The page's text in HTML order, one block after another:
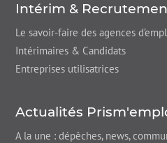
Intérim &
Le savoir-faire des agences
Intérimaires & Candidats
Entreprises utilisatrices
Actualités
A la une : dépêches, news,